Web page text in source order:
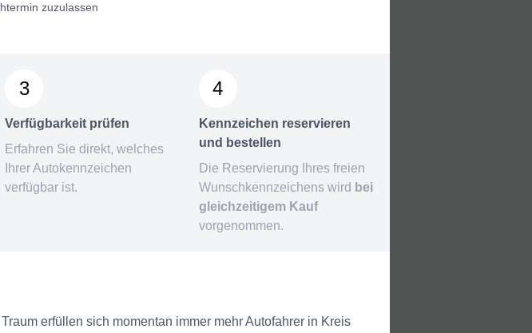
zuzulassen
3
Verfügbarkeit prüfen
Erfahren Sie direkt, welches
Ihrer Autokennzeichen
verfügbar ist.
4
Kennzeichen reservieren
und bestellen
Die Reservierung Ihres freien
Wunschkennzeichens wird bei
gleichzeitigem Kauf
vorgenommen.
erfüllen sich momentan immer mehr Autofahrer in Kreis